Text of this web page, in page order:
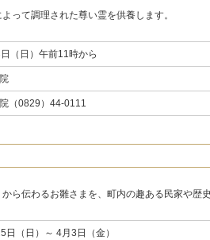
って調理された尊い霊を供養します。
（日）午前11時から
（0829）44-0111
ら伝わるお雛さまを、町内の趣ある民家や歴
日（日）～ 4月3日（金）